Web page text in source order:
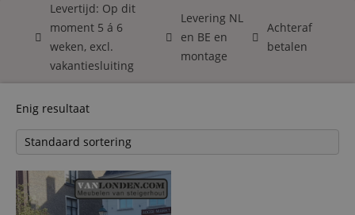
Levertijd: Op dit
moment 5 á 6
weken, excl.
vakantiesluiting
Levering NL
en BE en
montage
Achteraf
betalen
Enig resultaat